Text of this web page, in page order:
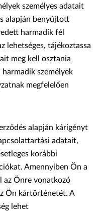
személyes adatait
alapján benyújtott
harmadik fél
lehetséges, tájékoztassa
meg kell osztania
személyek
megfelelően
alapján kárigényt
adatait,
korábbi
Amennyiben Ön a
az Önre vonatkozó
Ön kártörténetét. A
lehet